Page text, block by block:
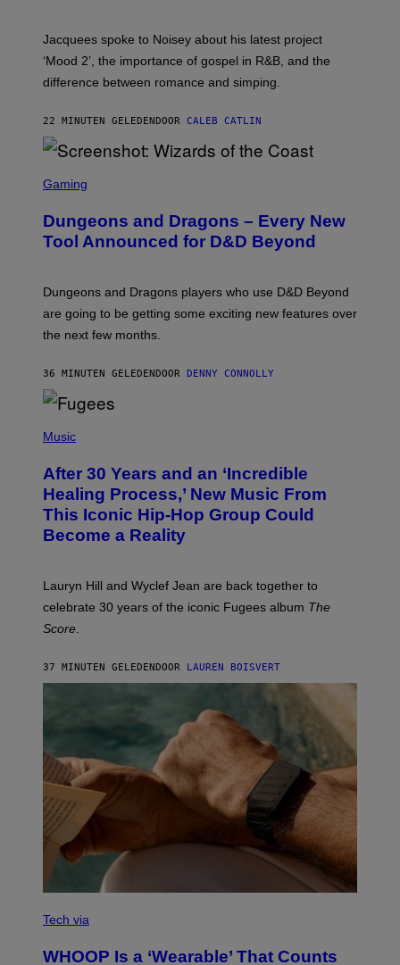
M
K
R
Jacquees spoke to Noisey about his latest project
‘Mood 2’, the importance of gospel in R&B, and the
difference between romance and simping.
22 MINUTEN GELEDEN DOOR CALEB CATLIN
C
E
N
S
T
W
I
Z
R
S
T
C
O
A
T
Gaming
Dungeons and Dragons – Every New
Tool Announced for D&D Beyond
Dungeons and Dragons players who use D&D Beyond
are going to be getting some exciting new features over
the next few months.
36 MINUTEN GELEDEN DOOR DENNY CONNOLLY
P
T
O
B
J
E
M
C
H
A
P
A
P
H
Y
/
G
E
I
A
S
Music
After 30 Years and an ‘Incredible
Healing Process,’ New Music From
This Iconic Hip-Hop Group Could
Become a Reality
Lauryn Hill and Wyclef Jean are back together to
celebrate 30 years of the iconic Fugees album The
Score.
37 MINUTEN GELEDEN DOOR LAUREN BOISVERT
I
H
Tech via
WHOOP Is a ‘Wearable’ That Counts